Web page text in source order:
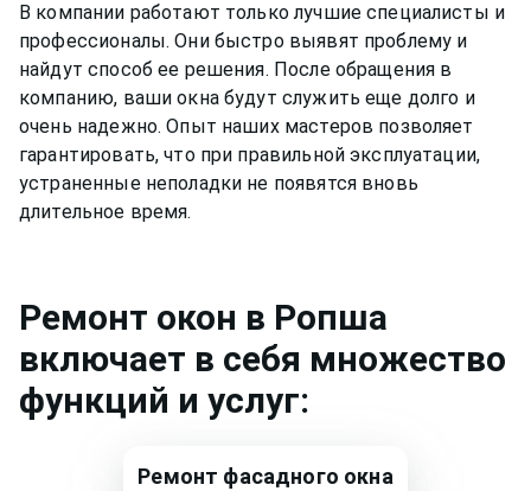
В компании работают только лучшие специалисты и
профессионалы. Они быстро выявят проблему и
найдут способ ее решения. После обращения в
компанию, ваши окна будут служить еще долго и
очень надежно. Опыт наших мастеров позволяет
гарантировать, что при правильной эксплуатации,
устраненные неполадки не появятся вновь
длительное время.
Ремонт окон в Ропша
включает в себя множество
функций и услуг:
Ремонт фасадного окна